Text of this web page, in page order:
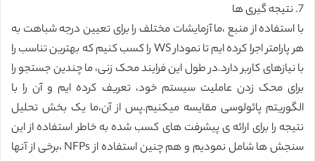
7. نتیجه گیری ها
با استفاده از منبع ،ما آزمایشات مختلف را برای تعیین درجه شباهت به
هر پارامتر اجرا کرده ایم تا نمودار WS را کسب کنیم که بهترین تناسب را
با نیازهای کاربر دارد.در طول این فرایند محک زنی، ما چندین جستجو را
برای محک زدن عاملیت سیستم خود، تعریف کرده ایم و آن را با
الگوریتم پائولوسی مقایسه میکنیم.پس از آن،ما یک بخش تحلیل
نتیجه را برای ارائه ی پیشرفت های کسب شده به خاطر استفاده از این
سنجش ها شامل نمودیم و هم چنین استفاده از NFPs ،برخی از آنها